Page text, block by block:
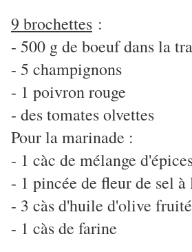
9 brochettes :
- 500 g de boeuf dans la
- 5 champignons
- 1 poivron rouge
- des tomates olvettes
Pour la marinade :
- 1 càc de mélange
- 1 pincée de fleur de sel
- 3 càs d'huile d'olive
- 1 càs de farine